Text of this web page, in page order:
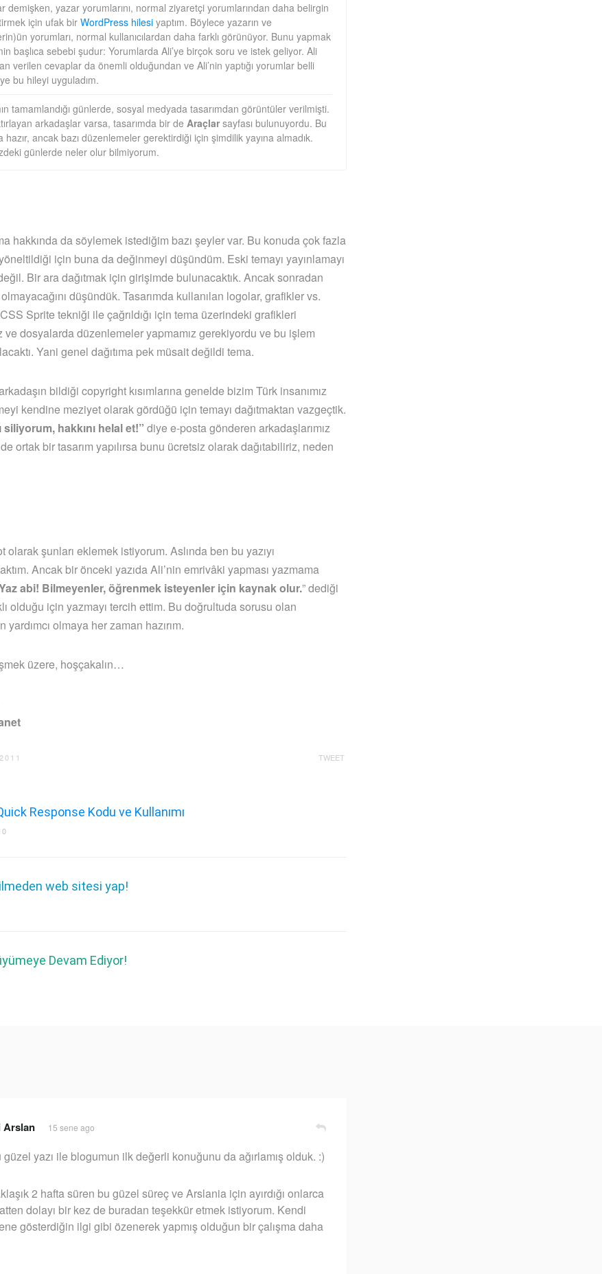
demişken, yazar yorumlarını, normal ziyaretçi yorumlarından daha belirgin
için ufak bir WordPress hilesi yaptım. Böylece yazarın ve
yorumları, normal kullanıcılardan daha farklı görünüyor. Bunu yapmak
başlıca sebebi şudur: Yorumlarda Ali’ye birçok soru ve istek geliyor. Ali
verilen cevaplar da önemli olduğundan ve Ali’nin yaptığı yorumlar belli
bu hileyi uyguladım.
tamamlandığı günlerde, sosyal medyada tasarımdan görüntüler verilmişti.
arkadaşlar varsa, tasarımda bir de Araçlar sayfası bulunuyordu. Bu
hazır, ancak bazı düzenlemeler gerektirdiği için şimdilik yayına almadık.
günlerde neler olur bilmiyorum.
hakkında da söylemek istediğim bazı şeyler var. Bu konuda çok fazla
için buna da değinmeyi düşündüm. Eski temayı yayınlamayı
Bir ara dağıtmak için girişimde bulunacaktık. Ancak sonradan
düşündük. Tasarımda kullanılan logolar, grafikler vs.
Sprite tekniği ile çağrıldığı için tema üzerindeki grafikleri
ve dosyalarda düzenlemeler yapmamız gerekiyordu ve bu işlem
Yani genel dağıtıma pek müsait değildi tema.
bildiği copyright kısımlarına genelde bizim Türk insanımız
kendine meziyet olarak gördüğü için temayı dağıtmaktan vazgeçtik.
siliyorum, hakkını helal et!” diye e-posta gönderen arkadaşlarımız
ortak bir tasarım yapılırsa bunu ücretsiz olarak dağıtabiliriz, neden
olarak şunları eklemek istiyorum. Aslında ben bu yazıyı
Ancak bir önceki yazıda Ali’nin emrivâki yapması yazmama
abi! Bilmeyenler, öğrenmek isteyenler için kaynak olur.” dediği
olduğu için yazmayı tercih ettim. Bu doğrultuda sorusu olan
yardımcı olmaya her zaman hazırım.
üzere, hoşçakalın…
TWEET
Response Kodu ve Kullanımı
web sitesi yap!
Devam Ediyor!
Arslan 15 sene ago
güzel yazı ile blogumun ilk değerli konuğunu da ağırlamış olduk. :)
2 hafta süren bu güzel süreç ve Arslania için ayırdığı onlarca
dolayı bir kez de buradan teşekkür etmek istiyorum. Kendi
gösterdiğin ilgi gibi özenerek yapmış olduğun bir çalışma daha